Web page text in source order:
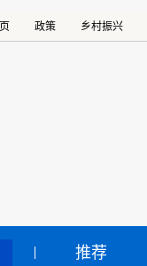
政策 乡村振兴
推荐